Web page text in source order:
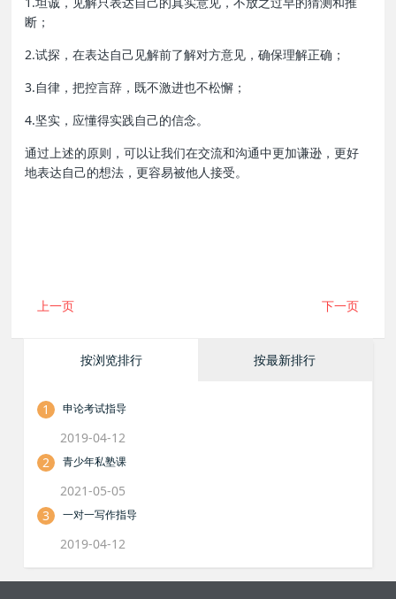
断；
2.试探，在表达自己见解前了解对方意见，确保理解正确；
3.自律，把控言辞，既不激进也不松懈；
4.坚实，应懂得实践自己的信念。
通过上述的原则，可以让我们在交流和沟通中更加谦逊，更好
地表达自己的想法，更容易被他人接受。
上一页 下一页
按浏览排行 按最新排行
1 申论考试指导
2019-04-12
2
青少年私塾课
2021-05-05
3
一对一写作指导
2019-04-12